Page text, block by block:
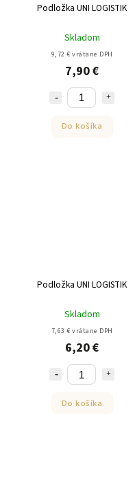
Podložka UNI LOGISTIK
Skladom
9,72 € vrátane DPH
7,90 €
Do košíka
Podložka UNI LOGISTIK
Skladom
7,63 € vrátane DPH
6,20 €
Do košíka